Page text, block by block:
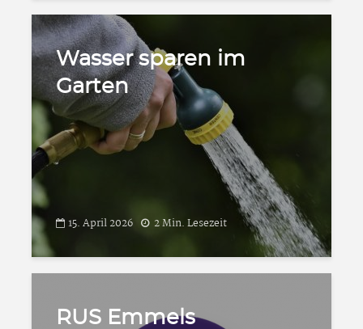
Wasser sparen im
Garten
15. April 2026 2 Min. Lesezeit
RUS Emmels